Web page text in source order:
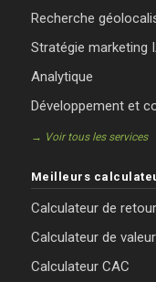
Recherche
Stratégie marketing
Analytique
Développement et
→ Voir tous les services
Meilleurs
Calculateur de
Calculateur de
Calculateur CAC